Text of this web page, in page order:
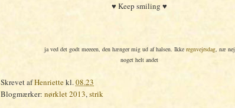
♥ Keep smiling ♥
ja ved det godt meeeen, den hænger mig ud af halsen. Ikke regnvejrsdag, næ nej
noget helt andet
Skrevet afHenriettekl.08.23
Blogmærker: nørklet 2013,strik